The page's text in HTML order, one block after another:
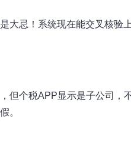
是大忌！系统现在能交叉核验
但个税APP显示是子公司，
。